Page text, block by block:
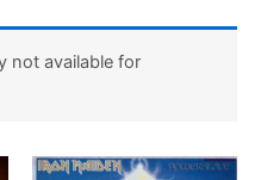
not available for